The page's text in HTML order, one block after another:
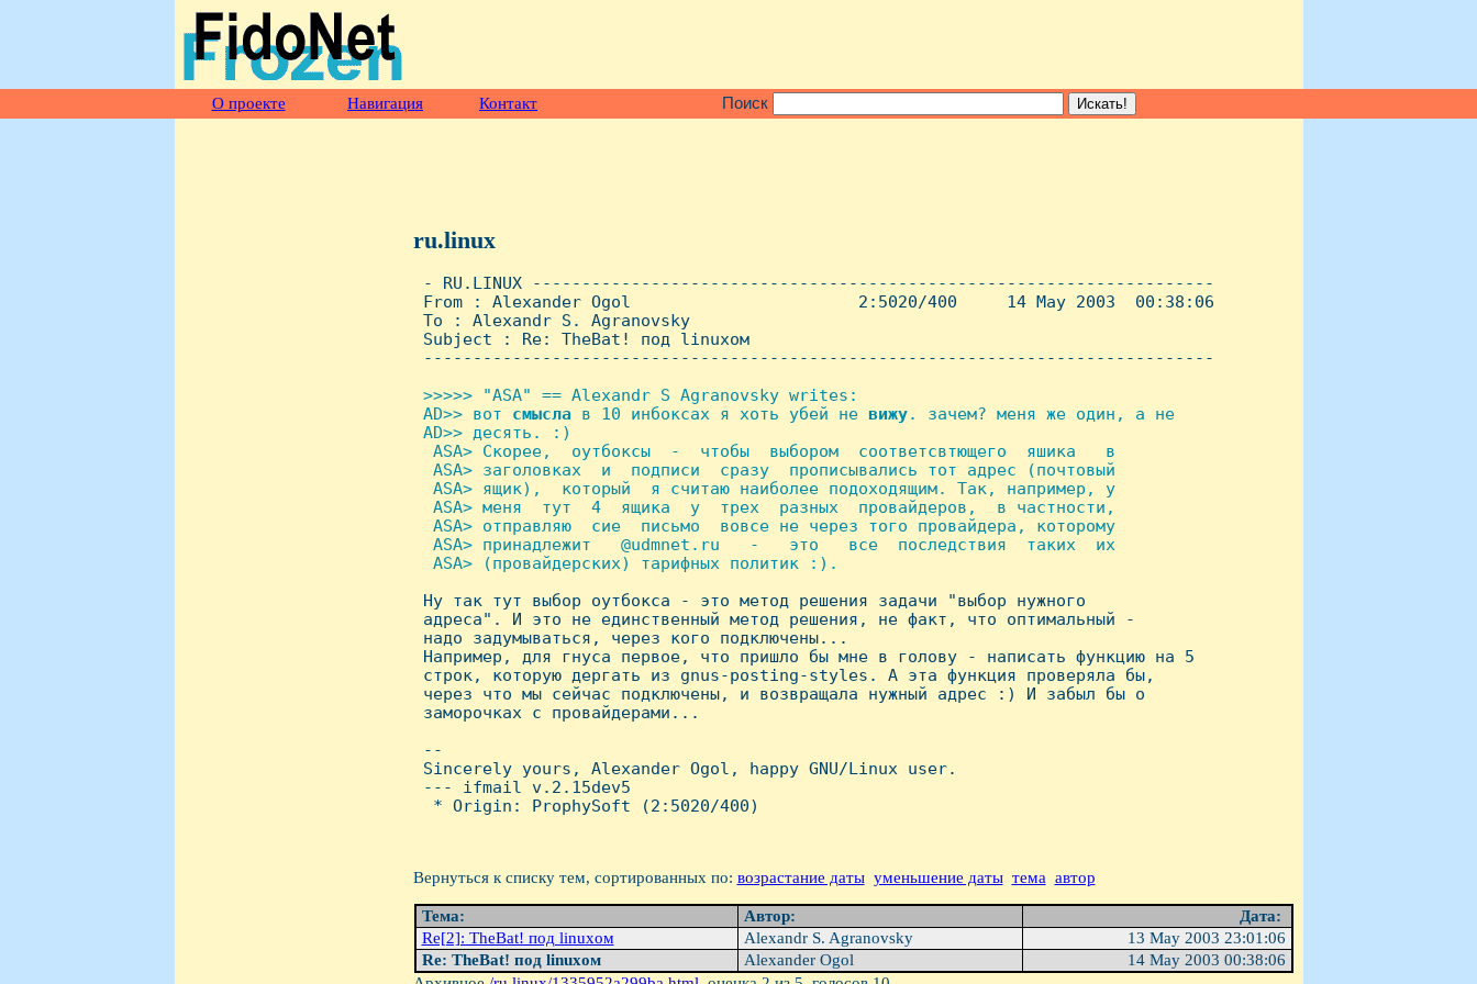
О проекте Навигация Контакт Поиск
ru.linux
- RU.LINUX ---------------------------------------------------------------------
From : Alexander Ogol                       2:5020/400     14 May 2003  00:38:06
To : Alexandr S. Agranovsky
Subject : Re: TheBat! под linuxом
--------------------------------------------------------------------------------
>>>>> "ASA" == Alexandr S Agranovsky writes:
AD>> вот смысла в 10 инбоксах я хоть убей не вижу. зачем? меня же один, а не
AD>> десять. :)
  ASA> Скорее,  оутбоксы  -  чтобы  выбором  соответсвтющего  яшика   в
  ASA> заголовках  и  подписи  сразу  прописывались тот адрес (почтовый
  ASA> ящик),  который  я считаю наиболее подоходящим. Так, например, у
  ASA> меня  тут  4  ящика  у  трех  разных  провайдеров,  в частности,
  ASA> отправляю  сие  письмо  вовсе не через того провайдера, которому
  ASA> принадлежит   @udmnet.ru   -   это   все  последствия  таких  их
  ASA> (провайдерских) тарифных политик :).
Hу так тут выбор оутбокса - это метод решения задачи "выбор нужного
адреса". И это не единственный метод решения, не факт, что оптимальный -
надо задумываться, через кого подключены...
Hапример, для гнуса первое, что пришло бы мне в голову - написать функцию на 5
строк, которую дергать из gnus-posting-styles. А эта функция проверяла бы,
через что мы сейчас подключены, и возвращала нужный адрес :) И забыл бы о
заморочках с провайдерами...
--
Sincerely yours, Alexander Ogol, happy GNU/Linux user.
--- ifmail v.2.15dev5
  * Origin: ProphySoft (2:5020/400)
Вернуться к списку тем, сортированных по: возрастание даты уменьшение даты тема автор
Тема: Автор:
Дата:
Re[2]: TheBat! под linuxом
Alexandr S. Agranovsky
13 May 2003 23:01:06
Re: TheBat! под linuxом
Alexander Ogol
14 May 2003 00:38:06